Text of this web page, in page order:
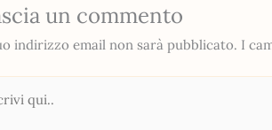
un commento
indirizzo email non sarà pubblicato. I